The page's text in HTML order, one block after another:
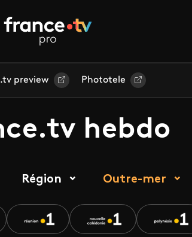
preview Phototele
hebdo
Région Outre-mer